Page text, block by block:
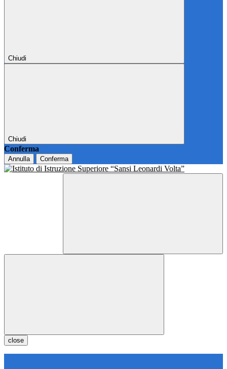
Chiudi
Chiudi
Conferma
Annulla Conferma
close